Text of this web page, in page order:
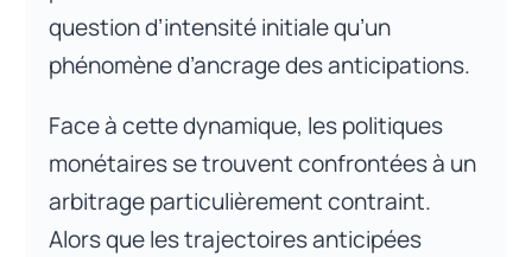
question d’intensité initiale qu’un
phénomène d’ancrage des anticipations.
Face à cette dynamique, les politiques
monétaires se trouvent confrontées à un
arbitrage particulièrement contraint.
Alors que les trajectoires anticipées